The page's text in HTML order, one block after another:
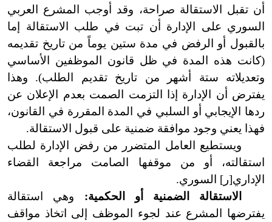
أن تقبل الاستقالة صراحة، وقد أوجب المشرع العربي
السوري على الإدارة أن تبت في طلب الاستقالة إما
بالقبول أو الرفض في مدة ستين يوماً من تاريخ تقديمه
(كانت هذه المدة في ظل قانون الموظفين الأساسي
وتعديلاته ستة أشهر من تاريخ تقديم الطلب). وهذا
يفترض أن الإدارة إذا التزمت الصمت بعدم الإعلان عن
ردها الإيجابي أو السلبي في المدة المقررة في القانون،
فهذا يعني وجود موافقة ضمنية على قبول الاستقالة.
ويستطيع العامل المتضرر من رفض الإدارة لطلب
استقالته، أو من موقفها الصامت مراجعة القضاء
الإداري[ر] السوري.
الاستقالة الضمنية أو الحكمية: وهي استقالة
يفترضها المشرع عند لجوء الموظف إلى اتخاذ مواقف